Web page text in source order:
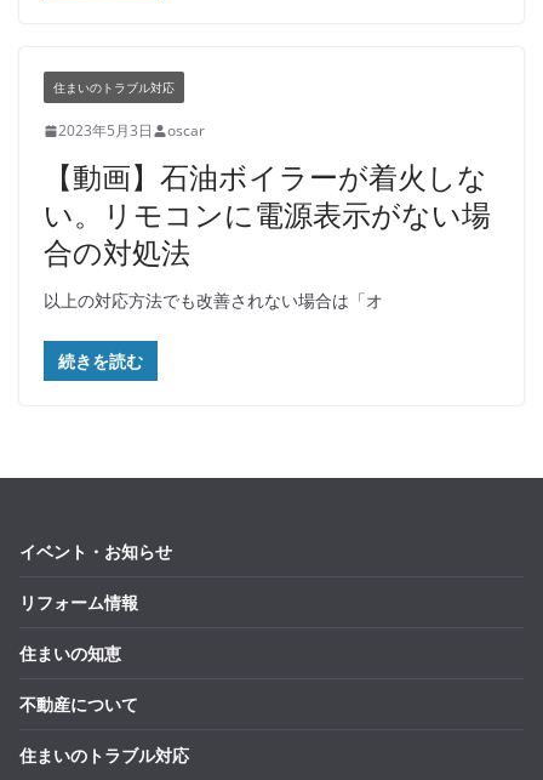
住まいのトラブル対応
2023年5月3日 oscar
【動画】石油ボイラーが着火しな
い。リモコンに電源表示がない場
合の対処法
以上の対応方法でも改善されない場合は「オ
続きを読む
イベント・お知らせ
リフォーム情報
住まいの知恵
不動産について
住まいのトラブル対応